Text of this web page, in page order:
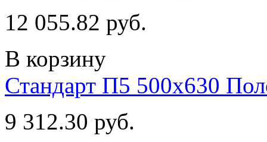
12 055.82 руб.
В корзину
Стандарт П5 500х630
9 312.30 руб.